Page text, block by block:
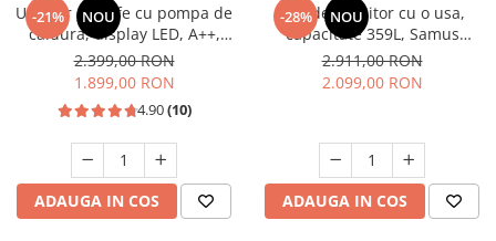
Sobe pe gaz & electrice
Suflante & Aspiratoare
Aspiratoare
Suflante Frunze
Unelte Gradinarit
Ventilatoare & Sisteme Racire
Aparate de aer conditionat
-21% NOU
Uscator de rufe cu pompa de
caldura, display LED, A++,
functie antisifonare, A++,
capacitate 8 kg, 13 programe
Heinner
2.399,00 RON
1.899,00 RON
4.90(10)
ADAUGA IN COS
-28% NOU
Frigider, racitor cu o usa,
capacitate 359L, Samus
SRX474NFE
2.911,00 RON
2.099,00 RON
ADAUGA IN COS